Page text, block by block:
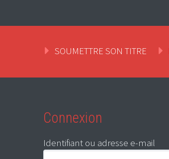
SOUMETTRE SON TITRE
Connexion
Identifiant ou adresse e-mail